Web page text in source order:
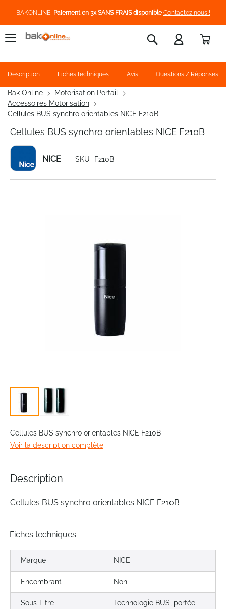
BAKONLINE, Paiement en 3x SANS FRAIS disponible Contactez nous !
Rechercher
Bak Online
Motorisation Portail
Accessoires Motorisation
Cellules BUS synchro orientables NICE F210B
Cellules BUS synchro orientables NICE F210B
NICE SKU F210B
to
the
beginning
images
Cellules BUS synchro orientables NICE F210B
Voir la description complète
Description Fiches techniques Avis Questions / Réponses
Description
Cellules BUS synchro orientables NICE F210B
Fiches techniques
Marque NICE
Encombrant Non
Sous Titre
Technologie BUS, portée